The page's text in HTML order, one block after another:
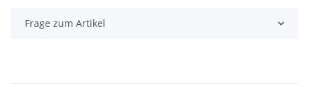
Frage zum Artikel